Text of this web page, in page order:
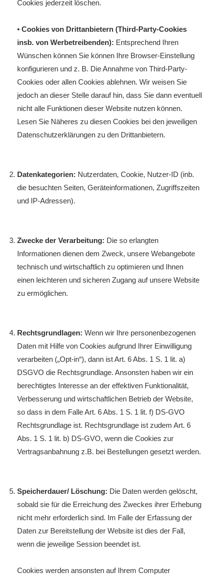
Cookies jederzeit löschen.
• Cookies von Drittanbietern (Third-Party-Cookies
insb. von Werbetreibenden): Entsprechend Ihren
Wünschen können Sie können Ihre Browser-Einstellung
konfigurieren und z. B. Die Annahme von Third-Party-
Cookies oder allen Cookies ablehnen. Wir weisen Sie
jedoch an dieser Stelle darauf hin, dass Sie dann eventuell
nicht alle Funktionen dieser Website nutzen können.
Lesen Sie Näheres zu diesen Cookies bei den jeweiligen
Datenschutzerklärungen zu den Drittanbietern.
Datenkategorien: Nutzerdaten, Cookie, Nutzer-ID (inb.
die besuchten Seiten, Geräteinformationen, Zugriffszeiten
und IP-Adressen).
Zwecke der Verarbeitung: Die so erlangten
Informationen dienen dem Zweck, unsere Webangebote
technisch und wirtschaftlich zu optimieren und Ihnen
einen leichteren und sicheren Zugang auf unsere Website
zu ermöglichen.
Rechtsgrundlagen: Wenn wir Ihre personenbezogenen
Daten mit Hilfe von Cookies aufgrund Ihrer Einwilligung
verarbeiten („Opt-in“), dann ist Art. 6 Abs. 1 S. 1 lit. a)
DSGVO die Rechtsgrundlage. Ansonsten haben wir ein
berechtigtes Interesse an der effektiven Funktionalität,
Verbesserung und wirtschaftlichen Betrieb der Website,
so dass in dem Falle Art. 6 Abs. 1 S. 1 lit. f) DS-GVO
Rechtsgrundlage ist. Rechtsgrundlage ist zudem Art. 6
Abs. 1 S. 1 lit. b) DS-GVO, wenn die Cookies zur
Vertragsanbahnung z.B. bei Bestellungen gesetzt werden.
Speicherdauer/ Löschung: Die Daten werden gelöscht,
sobald sie für die Erreichung des Zweckes ihrer Erhebung
nicht mehr erforderlich sind. Im Falle der Erfassung der
Daten zur Bereitstellung der Website ist dies der Fall,
wenn die jeweilige Session beendet ist.
Cookies werden ansonsten auf Ihrem Computer